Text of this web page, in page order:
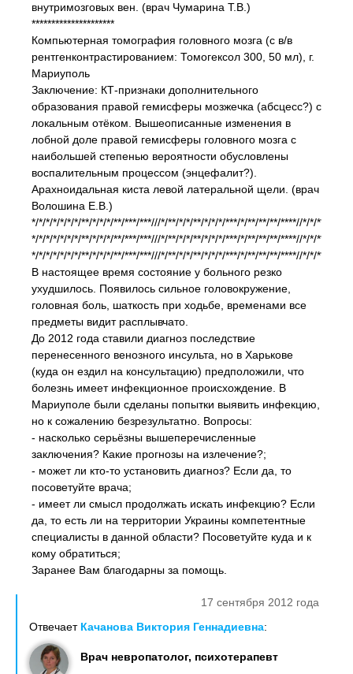
внутримозговых вен. (врач Чумарина Т.В.)
*********************
Компьютерная томография головного мозга (с в/в
рентгенконтрастированием: Томогексол 300, 50 мл), г.
Мариуполь
Заключение: КТ-признаки дополнительного
образования правой гемисферы мозжечка (абсцесс?) с
локальным отёком. Вышеописанные изменения в
лобной доле правой гемисферы головного мозга с
наибольшей степенью вероятности обусловлены
воспалительным процессом (энцефалит?).
Арахноидальная киста левой латеральной щели. (врач
Волошина Е.В.)
*/*/*/*/*/*/*/**/*/*/*/**/***/***///*/**/*/*/**/*/*/*/***/*/**/**/**/****//*/*/**/***/*
*/*/*/*/*/*/*/**/*/*/*/**/***/***///*/**/*/*/**/*/*/*/***/*/**/**/**/****//*/*/**/***/*
*/*/*/*/*/*/*/**/*/*/*/**/***/***///*/**/*/*/**/*/*/*/***/*/**/**/**/****//*/*/**/***/*
В настоящее время состояние у больного резко
ухудшилось. Появилось сильное головокружение,
головная боль, шаткость при ходьбе, временами все
предметы видит расплывчато.
До 2012 года ставили диагноз последствие
перенесенного венозного инсульта, но в Харькове
(куда он ездил на консультацию) предположили, что
болезнь имеет инфекционное происхождение. В
Мариуполе были сделаны попытки выявить инфекцию,
но к сожалению безрезультатно. Вопросы:
- насколько серьёзны вышеперечисленные
заключения? Какие прогнозы на излечение?;
- может ли кто-то установить диагноз? Если да, то
посоветуйте врача;
- имеет ли смысл продолжать искать инфекцию? Если
да, то есть ли на территории Украины компетентные
специалисты в данной области? Посоветуйте куда и к
кому обратиться;
Заранее Вам благодарны за помощь.
17 сентября 2012 года
Отвечает Качанова Виктория Геннадиевна:
Врач невропатолог, психотерапевт